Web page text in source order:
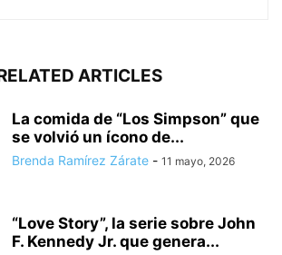
ARTICLES
La comida de “Los Simpson” que
se volvió un ícono de...
Brenda Ramírez Zárate - 11 mayo, 2026
“Love Story”, la serie sobre John
F. Kennedy Jr. que genera...